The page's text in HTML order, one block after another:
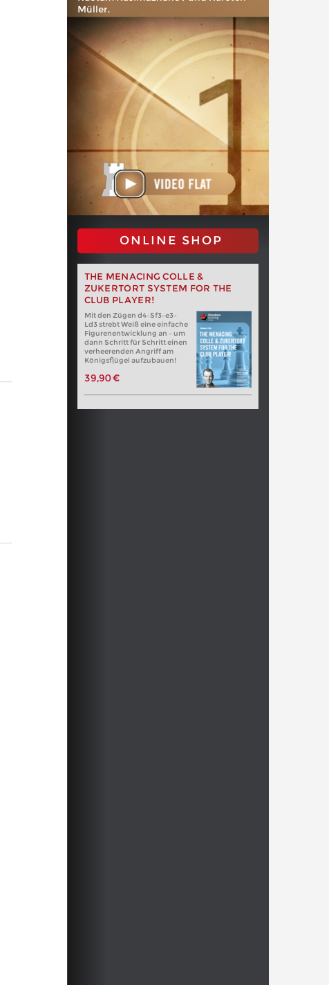
Müller.
ONLINE SHOP
THE MENACING COLLE &
ZUKERTORT SYSTEM FOR THE
CLUB PLAYER!
Mit den Zügen d4–Sf3–e3–
Ld3 strebt Weiß eine einfache
Figurenentwicklung an – um
dann Schritt für Schritt einen
verheerenden Angriff am
Königsflügel aufzubauen!
39,90 €